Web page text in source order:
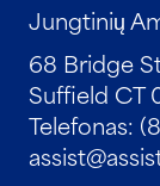
Jungtinių
68 Bridge
Suffield CT
Telefonas: